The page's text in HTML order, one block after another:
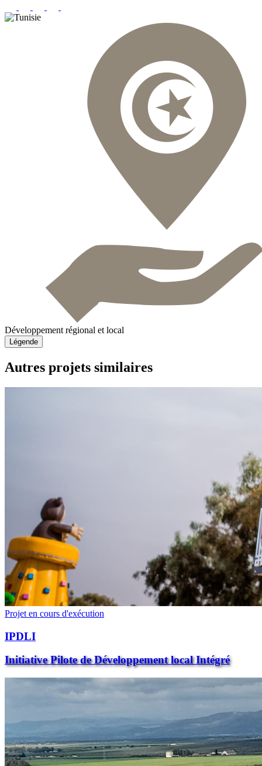
Développement régional et local
Légende
Autres projets similaires
Projet en cours d'exécution
IPDLI
Initiative Pilote de Développement local Intégré